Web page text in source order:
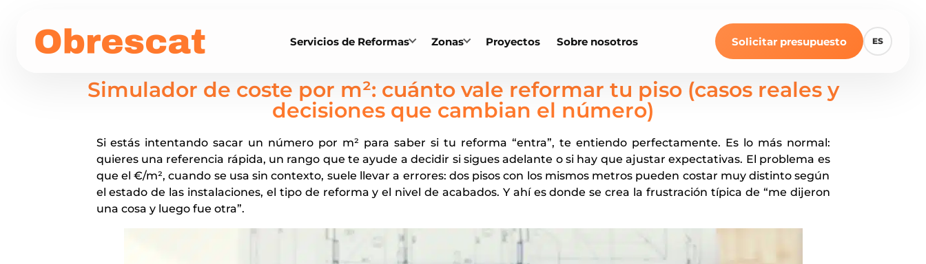
Servicios de Reformas Zonas Proyectos Sobre nosotros Solicitar presupuesto ES
Simulador de coste por m²: cuánto vale reformar tu piso (casos reales y
decisiones que cambian el número)
Si estás intentando sacar un número por m² para saber si tu reforma “entra”, te entiendo perfectamente. Es lo más normal:
quieres una referencia rápida, un rango que te ayude a decidir si sigues adelante o si hay que ajustar expectativas. El problema es
que el €/m², cuando se usa sin contexto, suele llevar a errores: dos pisos con los mismos metros pueden costar muy distinto según
el estado de las instalaciones, el tipo de reforma y el nivel de acabados. Y ahí es donde se crea la frustración típica de “me dijeron
una cosa y luego fue otra”.